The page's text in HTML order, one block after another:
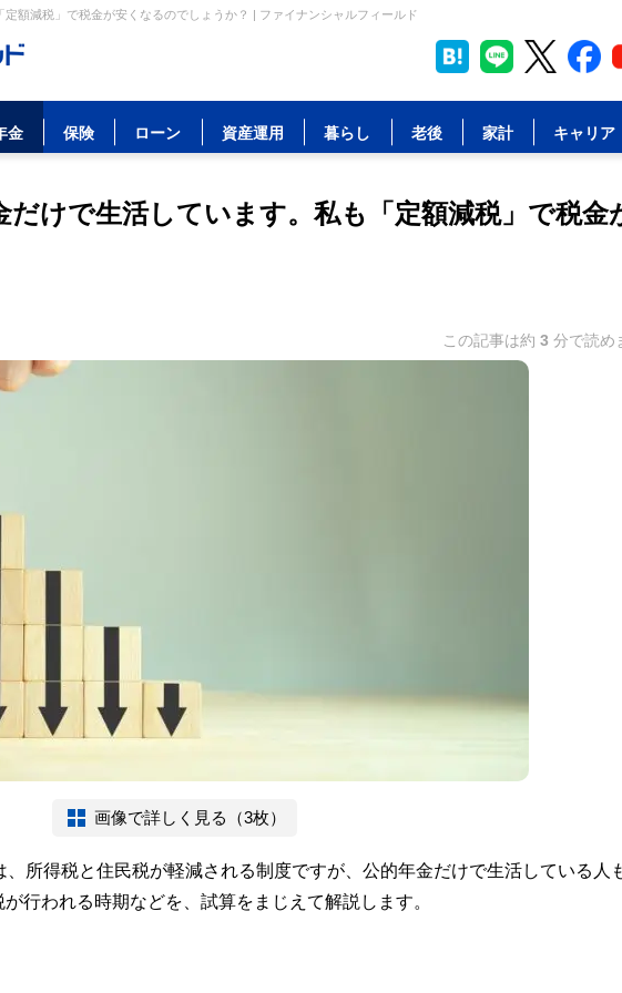
額減税」で税金が安くなるのでしょうか？ | ファイナンシャルフィールド
金 保険 ローン 資産運用 暮らし 老後 家計 キャリア
だけで生活しています。私も「定額減税」で税金
この記事は約 3 分で読め
画像で詳しく見る（3枚）
所得税と住民税が軽減される制度ですが、公的年金だけで生活している人
行われる時期などを、試算をまじえて解説します。